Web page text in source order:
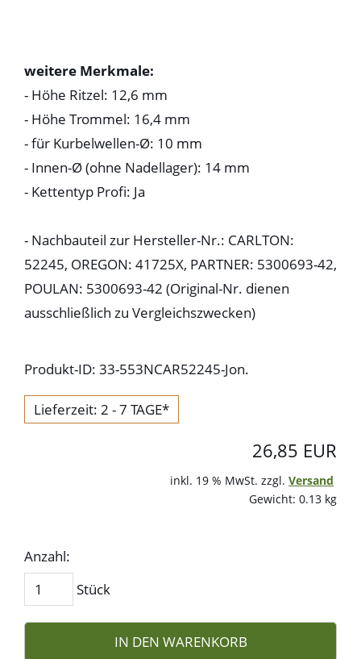
weitere Merkmale:
- Höhe Ritzel: 12,6 mm
- Höhe Trommel: 16,4 mm
- für Kurbelwellen-Ø: 10 mm
- Innen-Ø (ohne Nadellager): 14 mm
- Kettentyp Profi: Ja
- Nachbauteil zur Hersteller-Nr.: CARLTON:
52245, OREGON: 41725X, PARTNER: 5300693-42,
POULAN: 5300693-42 (Original-Nr. dienen
ausschließlich zu Vergleichszwecken)
Produkt-ID: 33-553NCAR52245-Jon.
Lieferzeit: 2 - 7 TAGE*
26,85 EUR
inkl. 19 % MwSt. zzgl. Versand
Gewicht: 0.13 kg
Anzahl:
Stück
IN DEN WARENKORB